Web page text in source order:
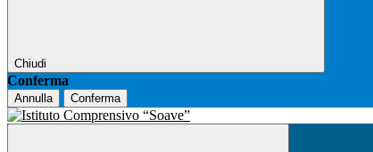
Chiudi
Conferma
Annulla Conferma